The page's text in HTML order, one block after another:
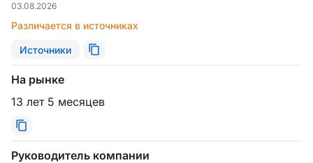
03.08.2026
Различается в источниках
Источники
На рынке
13 лет 5 месяцев
Руководитель компании